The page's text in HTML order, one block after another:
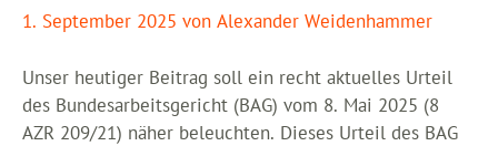
1. September 2025 von Alexander Weidenhammer
Unser heutiger Beitrag soll ein recht aktuelles Urteil
des Bundesarbeitsgericht (BAG) vom 8. Mai 2025 (8
AZR 209/21) näher beleuchten. Dieses Urteil des BAG